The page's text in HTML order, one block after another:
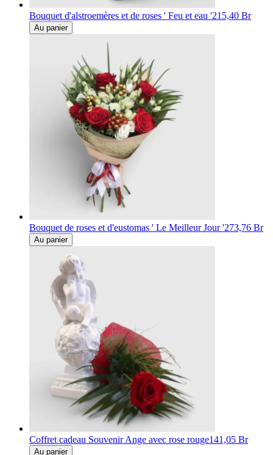
Bouquet d'alstroemères et de roses ' Feu et eau '215,40 Br
Au panier
Bouquet de roses et d'eustomas ' Le Meilleur Jour '273,76 Br
Au panier
Coffret cadeau Souvenir Ange avec rose rouge141,05 Br
Au panier